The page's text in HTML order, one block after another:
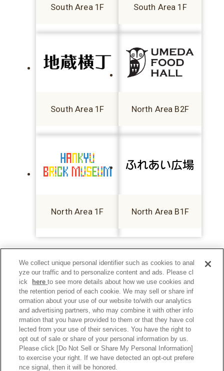
South Area 1F South Area 1F
South Area 1F North Area B2F
North Area 1F North Area B1F
Privacy Policy
We collect unique personal identifier such as cookies to anal
yze our traffic and to personalize content and ads. Please cl
ick
hereto see more details about how we use cookies and
the retention period of each cookie. We may sell or share inf
ormation about your use of our website to/with our analytics
and advertising partners, who may combine it with other info
rmation that you have provided to them or that they have col
lected from your use of their services. You have the right to
opt out of sale or share of your personal information by us.
Please click [Do Not Sell or Share My Personal Information]
to exercise your right. If we have detected an opt-out prefere
nce signal, then it will be honored.